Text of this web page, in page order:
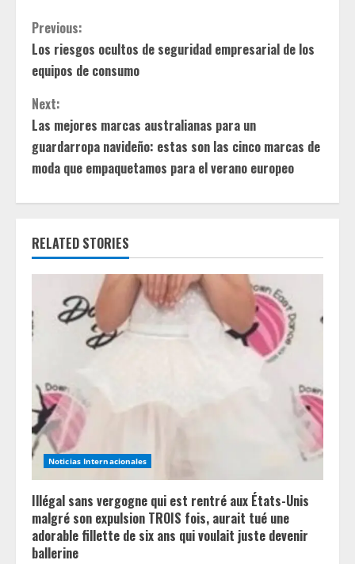
C
o
n
t
i
n
u
e
e
d
i
n
g
Previous:
Los riesgos ocultos de seguridad empresarial de los
equipos de consumo
Next:
Las mejores marcas australianas para un
guardarropa navideño: estas son las cinco marcas de
moda que empaquetamos para el verano europeo
RELATED STORIES
Noticias Internacionales
Illégal sans vergogne qui est rentré aux États-Unis
malgré son expulsion TROIS fois, aurait tué une
adorable fillette de six ans qui voulait juste devenir
ballerine